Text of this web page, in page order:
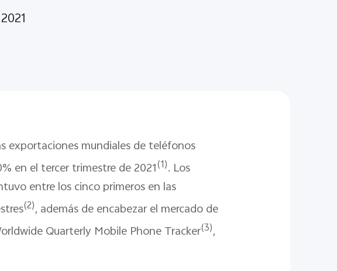
exportaciones mundiales de teléfonos
en el tercer trimestre de 2021(1). Los
entre los cinco primeros en las
(2), además de encabezar el mercado de
Quarterly Mobile Phone Tracker(3),